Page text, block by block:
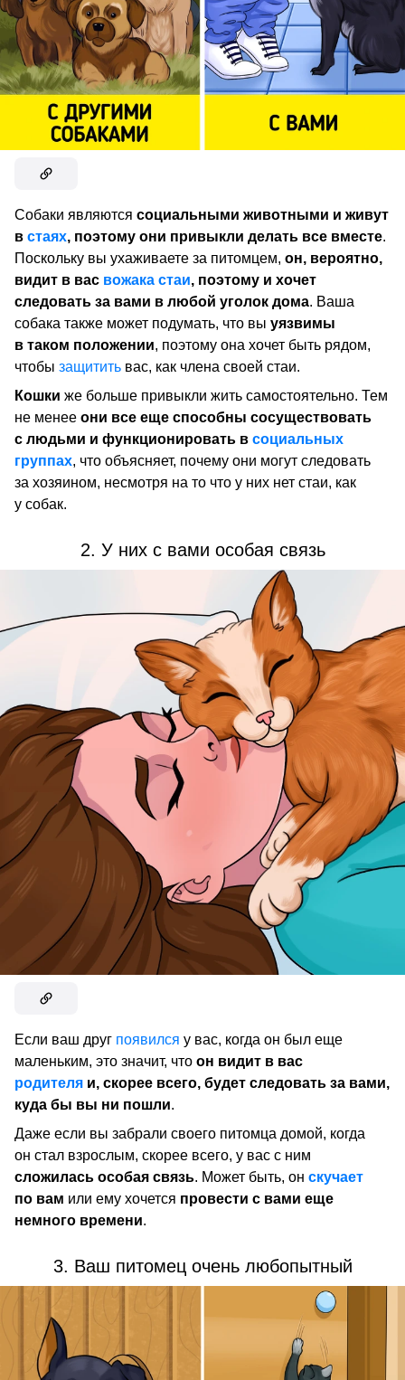
Собаки являются социальными животными и живут
в стаях, поэтому они привыкли делать все вместе.
Поскольку вы ухаживаете за питомцем, он, вероятно,
видит в вас вожака стаи, поэтому и хочет
следовать за вами в любой уголок дома. Ваша
собака также может подумать, что вы уязвимы
в таком положении, поэтому она хочет быть рядом,
чтобы защитить вас, как члена своей стаи.
Кошки же больше привыкли жить самостоятельно. Тем
не менее они все еще способны сосуществовать
с людьми и функционировать в социальных
группах, что объясняет, почему они могут следовать
за хозяином, несмотря на то что у них нет стаи, как
у собак.
2. У них с вами особая связь
Если ваш друг появился у вас, когда он был еще
маленьким, это значит, что он видит в вас
родителя и, скорее всего, будет следовать за вами,
куда бы вы ни пошли.
Даже если вы забрали своего питомца домой, когда
он стал взрослым, скорее всего, у вас с ним
сложилась особая связь. Может быть, он скучает
по вам или ему хочется провести с вами еще
немного времени.
3. Ваш питомец очень любопытный